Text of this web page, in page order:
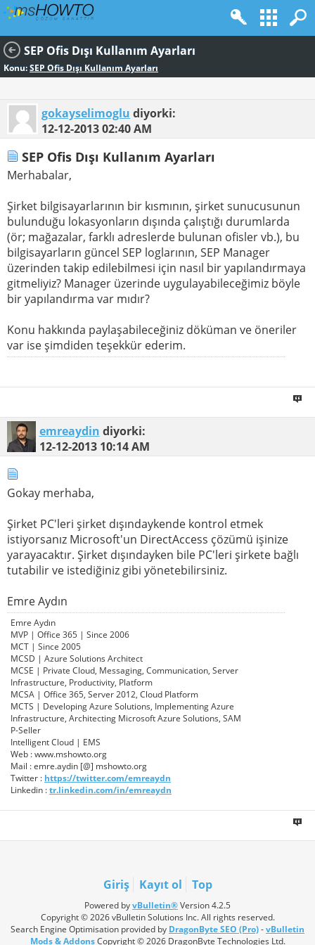
SEP Ofis Dışı Kullanım Ayarları
Konu:SEP Ofis Dışı Kullanım Ayarları
gokayselimoglu diyorki:
12-12-201302:40 AM
SEP Ofis Dışı Kullanım Ayarları
Merhabalar,
Şirket bilgisayarlarının bir kısmının, şirket sunucusunun
bulunduğu lokasyonların dışında çalıştığı durumlarda
(ör; mağazalar, farklı adreslerde bulunan ofisler vb.), bu
bilgisayarların güncel SEP loglarının, SEP Manager
üzerinden takip edilebilmesi için nasıl bir yapılandırmaya
gitmeliyiz? Manager üzerinde uygulayabileceğimiz böyle
bir yapılandırma var mıdır?
Konu hakkında paylaşabileceğiniz döküman ve öneriler
var ise şimdiden teşekkür ederim.
emreaydin diyorki:
12-12-2013 10:14 AM
Gokay merhaba,
Şirket PC'leri şirket dışındaykende kontrol etmek
istiyorsanız Microsoft'un DirectAccess çözümü işinize
yarayacaktır. Şirket dışındayken bile PC'leri şirkete bağlı
tutabilir ve istediğiniz gibi yönetebilirsiniz.
Emre Aydın
Emre Aydın
MVP | Office 365 | Since 2006
MCT | Since 2005
MCSD | Azure Solutions Architect
MCSE | Private Cloud, Messaging, Communication, Server
Infrastructure, Productivity, Platform
MCSA | Office 365, Server 2012, Cloud Platform
MCTS | Developing Azure Solutions, Implementing Azure
Infrastructure, Architecting Microsoft Azure Solutions, SAM
P-Seller
Intelligent Cloud | EMS
Web : www.mshowto.org
Mail : emre.aydin [@] mshowto.org
Twitter : https://twitter.com/emreaydn
Linkedin :tr.linkedin.com/in/emreaydn
Giriş Kayıt ol Top
Powered byvBulletin®Version 4.2.5
Copyright © 2026 vBulletin Solutions Inc. All rights reserved.
Search Engine Optimisation provided by DragonByte SEO (Pro)-vBulletin
Mods & AddonsCopyright © 2026 DragonByte Technologies Ltd.